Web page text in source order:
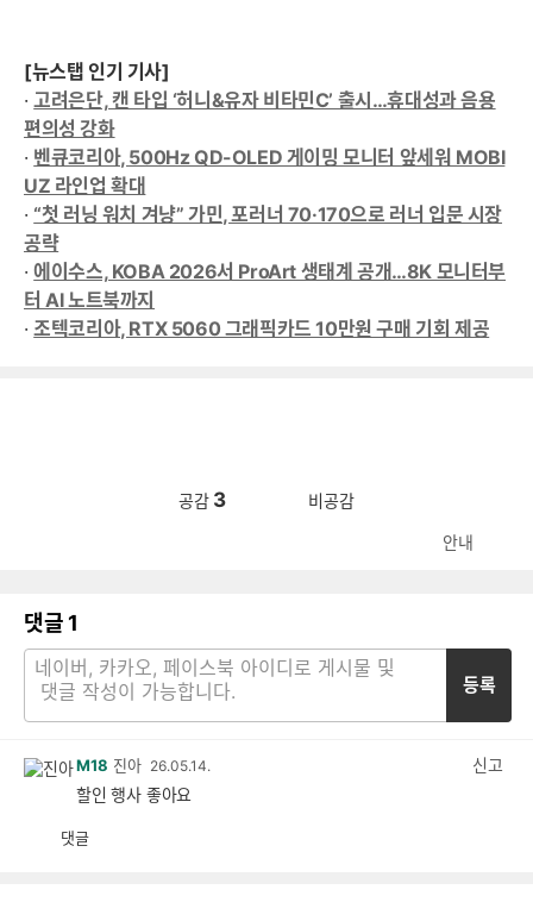
[뉴스탭 인기 기사]
·고려은단, 캔 타입 ‘허니&유자 비타민C’ 출시…휴대성과 음용
편의성 강화
· 벤큐코리아, 500Hz QD-OLED 게이밍 모니터 앞세워 MOBI
UZ 라인업 확대
· “첫 러닝 워치 겨냥” 가민, 포러너 70·170으로 러너 입문 시장
공략
·에이수스, KOBA 2026서 ProArt 생태계 공개…8K 모니터부
터 AI 노트북까지
·조텍코리아, RTX 5060 그래픽카드 10만원 구매 기회 제공
공감 3 비공감
안내
댓글 1
등록
M18 진아 26.05.14.
신고
할인 행사 좋아요
댓글